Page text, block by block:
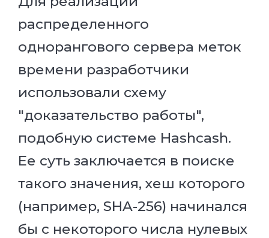
распределенного
однорангового сервера меток
времени разработчики
использовали схему
"доказательство работы",
подобную системе Hashcash.
Ее суть заключается в поиске
такого значения, хеш которого
(например, SHA-256) начинался
бы с некоторого числа нулевых